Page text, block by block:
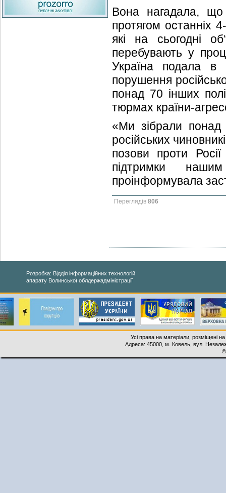
Вона нагадала,
протягом останніх
які на сьогодні
перебувають у
Україна подала в
порушення
понад 70 інших
тюрмах країни-
«Ми зібрали понад
російських
позови проти
підтримки
проінформувала
Переглядів 806
Розробка: Відділ інформаційних технологій
апарату Волинської облдержадміністрації
Усі права на матеріали, розміщені
Адреса: 45000, м. Ковель, вул.